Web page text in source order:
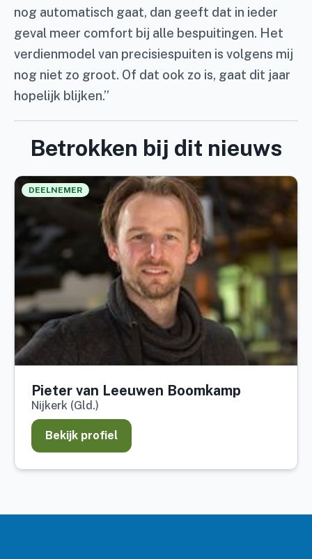
nog automatisch gaat, dan geeft dat in ieder
geval meer comfort bij alle bespuitingen. Het
verdienmodel van precisiespuiten is volgens mij
nog niet zo groot. Of dat ook zo is, gaat dit jaar
hopelijk blijken.”
Betrokken bij dit nieuws
DEELNEMER
Pieter van Leeuwen Boomkamp
Nijkerk (Gld.)
Bekijk profiel